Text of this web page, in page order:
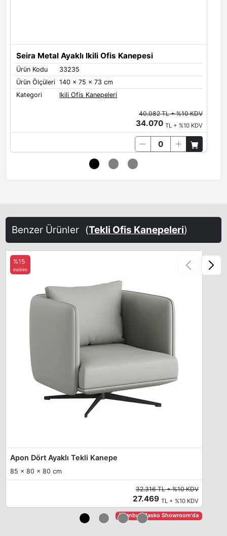
Oxide Brown Red
Terra Brown Sand-Yellow Steel Blue
Seira Metal Ayaklı Ikili Ofis Kanepesi
Ürün Kodu
33235
Ürün Ölçüleri 140 x 75 x 73 cm
Kategori
Ikili Ofis Kanepeleri
40.082 TL + %10 KDV
34.070TL + %10 KDV
Benzer Ürünler (Tekli Ofis Kanepeleri)
Apon Dört Ayaklı Tekli Kanepe
85 x 80 x 80 cm
%15
indirim
32.316 TL + %10 KDV
27.469 TL + %10 KDV
İstanbul Masko Showroom'da